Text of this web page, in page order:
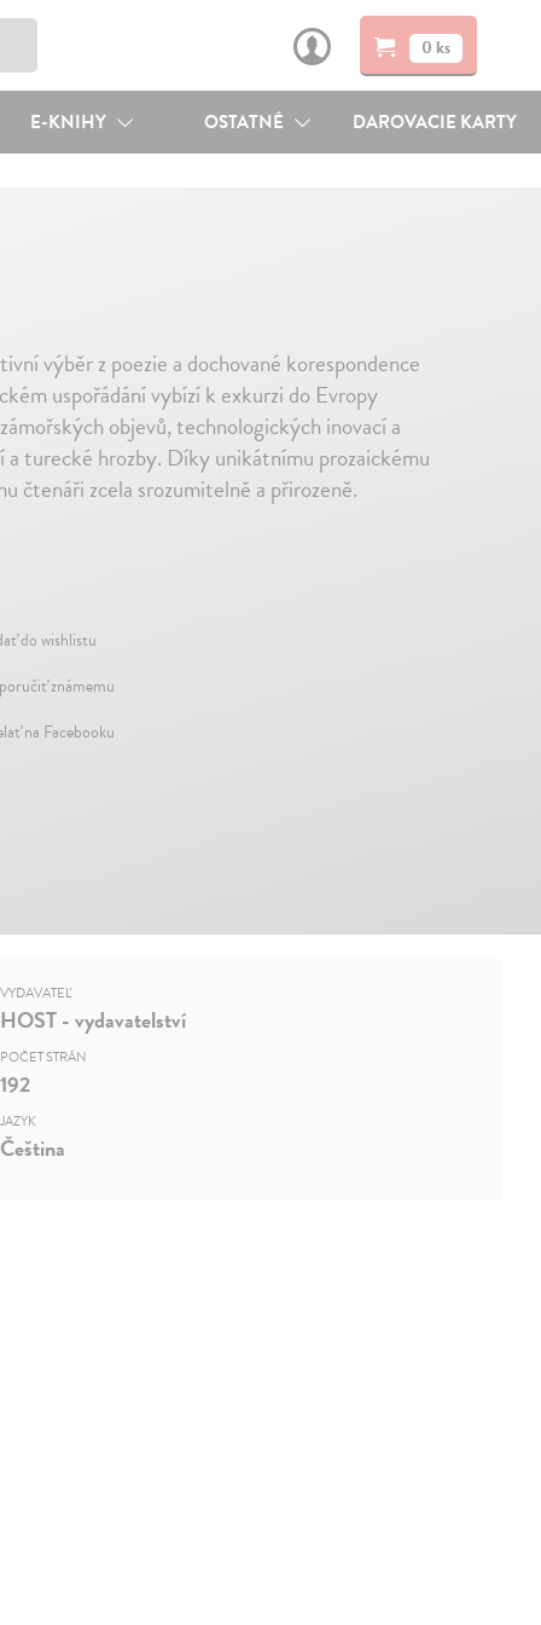
0 ks
E-KNIHY OSTATNÉ DAROVACIE KARTY
výběr z poezie a dochované korespondence
uspořádání vybízí k exkurzi do Evropy
objevů, technologických inovací a
turecké hrozby. Díky unikátnímu prozaickému
čtenáři zcela srozumitelně a přirozeně.
do wishlistu
známemu
na Facebooku
VYDAVATEĽ
HOST - vydavatelství
POČET STRÁN
192
JAZYK
Čeština